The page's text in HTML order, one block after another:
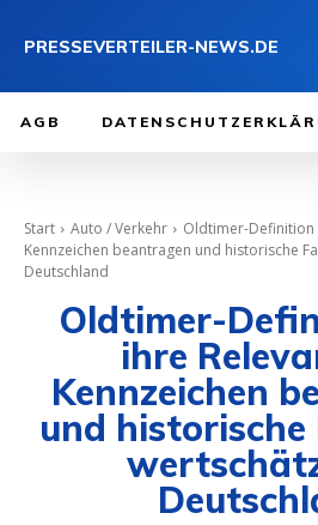
PRESSEVERTEILER-NEWS.DE
AGB
Start Auto / Verkehr
Oldtimer-Definition
Kennzeichen beantragen und historische
Deutschland
Oldtimer-
ihre
Kennzeichen
und historische